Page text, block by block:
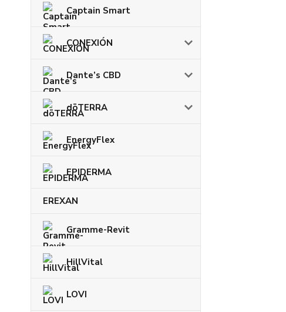
Captain Smart
CONEXIÓN
Dante’s CBD
dōTERRA
EnergyFlex
EPIDERMA
EREXAN
Gramme-Revit
HillVital
LOVI